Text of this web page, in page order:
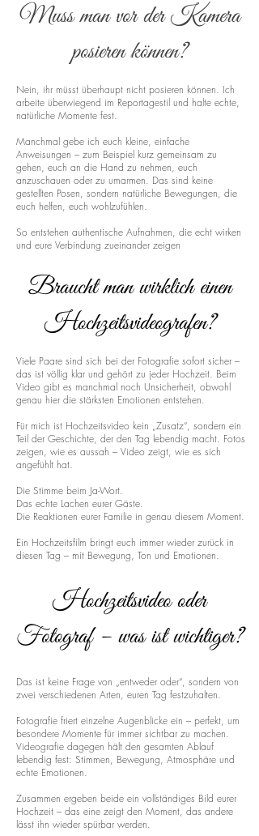
Muss man vor der Kamera
posieren können?
Nein, ihr müsst überhaupt nicht posieren können. Ich
arbeite überwiegend im Reportagestil und halte echte,
natürliche Momente fest.
Manchmal gebe ich euch kleine, einfache
Anweisungen – zum Beispiel kurz gemeinsam zu
gehen, euch an die Hand zu nehmen, euch
anzuschauen oder zu umarmen. Das sind keine
gestellten Posen, sondern natürliche Bewegungen, die
euch helfen, euch wohlzufühlen.
So entstehen authentische Aufnahmen, die echt wirken
und eure Verbindung zueinander zeigen
Braucht man wirklich einen
Hochzeitsvideografen?
Viele Paare sind sich bei der Fotografie sofort sicher –
das ist völlig klar und gehört zu jeder Hochzeit. Beim
Video gibt es manchmal noch Unsicherheit, obwohl
genau hier die stärksten Emotionen entstehen.
Für mich ist Hochzeitsvideo kein „Zusatz“, sondern ein
Teil der Geschichte, der den Tag lebendig macht. Fotos
zeigen, wie es aussah – Video zeigt, wie es sich
angefühlt hat.
Die Stimme beim Ja-Wort.
Das echte Lachen eurer Gäste.
Die Reaktionen eurer Familie in genau diesem Moment.
Ein Hochzeitsfilm bringt euch immer wieder zurück in
diesen Tag – mit Bewegung, Ton und Emotionen.
Hochzeitsvideo oder
Fotograf – was ist wichtiger?
Das ist keine Frage von „entweder oder“, sondern von
zwei verschiedenen Arten, euren Tag festzuhalten.
Fotografie friert einzelne Augenblicke ein – perfekt, um
besondere Momente für immer sichtbar zu machen.
Videografie dagegen hält den gesamten Ablauf
lebendig fest: Stimmen, Bewegung, Atmosphäre und
echte Emotionen.
Zusammen ergeben beide ein vollständiges Bild eurer
Hochzeit – das eine zeigt den Moment, das andere
lässt ihn wieder spürbar werden.